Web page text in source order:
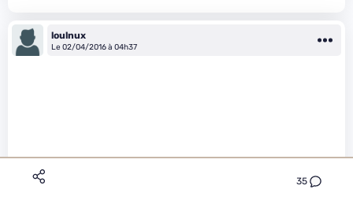
35
loulnux
Le 02/04/2016 à 04h37